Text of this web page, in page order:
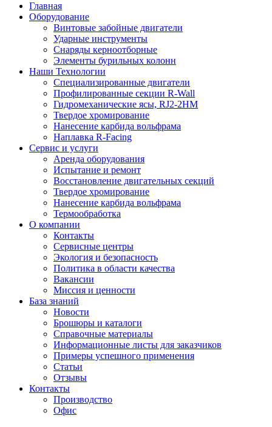
Главная
Оборудование
Винтовые забойные двигатели
Ударные инструменты
Снаряды керноотборные
Элементы бурильных колонн
Наши Технологии
Специализированные двигатели
Профилированные секции R-Wall
Гидромеханические ясы, RJ2-2HM
Твердое хромирование
Нанесение карбида вольфрама
Наплавка R-Facing
Сервис и услуги
Аренда оборудования
Испытание и ремонт
Восстановление двигательных секций
Твердое хромирование
Нанесение карбида вольфрама
Термообработка
О компании
Контакты
Сервисные центры
Экология и безопасность
Политика в области качества
Вакансии
Миссия и ценности
База знаний
Новости
Брошюры и каталоги
Справочные материалы
Информационные листы для заказчиков
Примеры успешного применения
Статьи
Отзывы
Контакты
Производство
Офис